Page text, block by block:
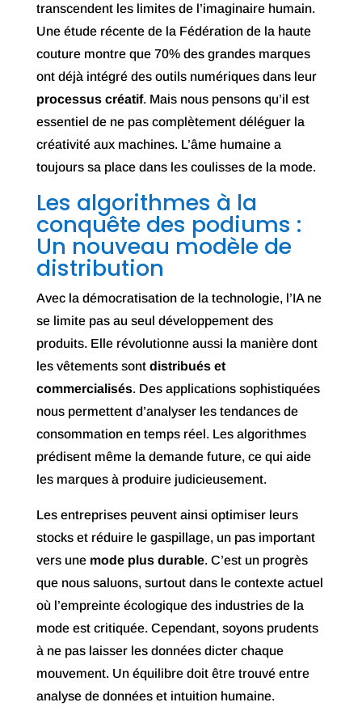
transcendent les limites de l’imaginaire humain.
Une étude récente de la Fédération de la haute
couture montre que 70% des grandes marques
ont déjà intégré des outils numériques dans leur
processus créatif. Mais nous pensons qu’il est
essentiel de ne pas complètement déléguer la
créativité aux machines. L’âme humaine a
toujours sa place dans les coulisses de la mode.
Les algorithmes à la
conquête des podiums :
Un nouveau modèle de
distribution
Avec la démocratisation de la technologie, l’IA ne
se limite pas au seul développement des
produits. Elle révolutionne aussi la manière dont
les vêtements sont distribués et
commercialisés. Des applications sophistiquées
nous permettent d’analyser les tendances de
consommation en temps réel. Les algorithmes
prédisent même la demande future, ce qui aide
les marques à produire judicieusement.
Les entreprises peuvent ainsi optimiser leurs
stocks et réduire le gaspillage, un pas important
vers une mode plus durable. C’est un progrès
que nous saluons, surtout dans le contexte actuel
où l’empreinte écologique des industries de la
mode est critiquée. Cependant, soyons prudents
à ne pas laisser les données dicter chaque
mouvement. Un équilibre doit être trouvé entre
analyse de données et intuition humaine.